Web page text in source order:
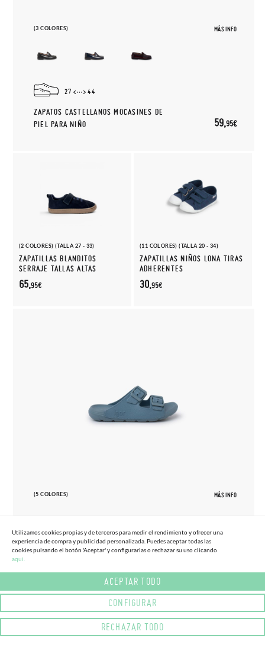
(3 COLORES) MÁS INFO
27 44
ZAPATOS CASTELLANOS MOCASINES DE
PIEL PARA NIÑO
59,95€
(2 COLORES) (TALLA 27 - 33)
ZAPATILLAS BLANDITOS
SERRAJE TALLAS ALTAS
65,95€
(11 COLORES) (TALLA 20 - 34)
ZAPATILLAS NIÑOS LONA TIRAS
ADHERENTES
30,95€
(5 COLORES) MÁS INFO
CHANCLAS SUELA EVA DOBLE HEBILLA 25,
Utilizamos cookies propias y de terceros para medir el rendimiento y ofrecer una
experiencia de compra y publicidad personalizada. Puedes aceptar todas las
cookies pulsando el botón 'Aceptar' y configurarlas o rechazar su uso clicando
aqui.
ACEPTAR TODO
CONFIGURAR
RECHAZAR TODO